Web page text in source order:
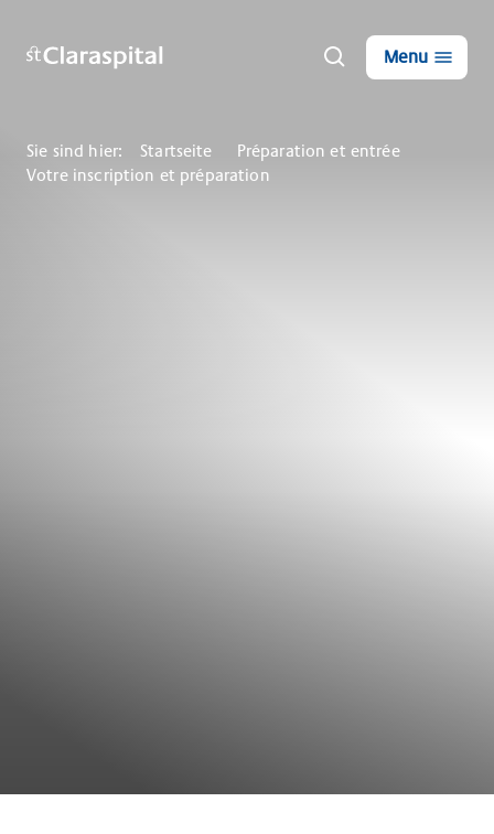
Menu
Sie sind hier: Startseite
Préparation et entrée
Votre inscription et préparation